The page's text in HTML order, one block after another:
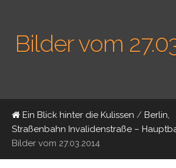
Bilder vom
Ein Blick hinter die Kulissen / Berlin,
Straßenbahn Invalidenstraße –
Bilder vom 27.03.2014